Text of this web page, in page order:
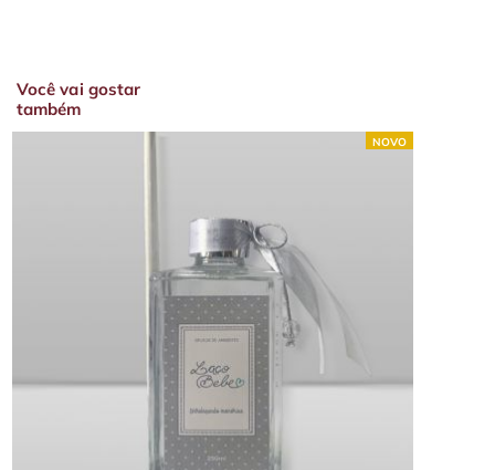
Você vai gostar
também
NOVO